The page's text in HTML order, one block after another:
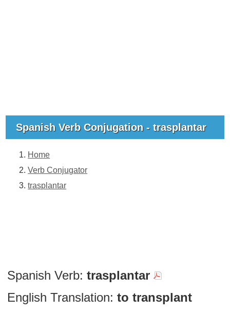
Spanish Verb Conjugation - trasplantar
Home
Verb Conjugator
trasplantar
Spanish Verb: trasplantar
English Translation: to transplant